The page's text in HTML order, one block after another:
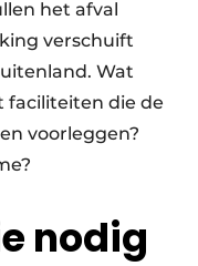
het afval
verschuift
Wat
faciliteiten die de
voorleggen?
nodig